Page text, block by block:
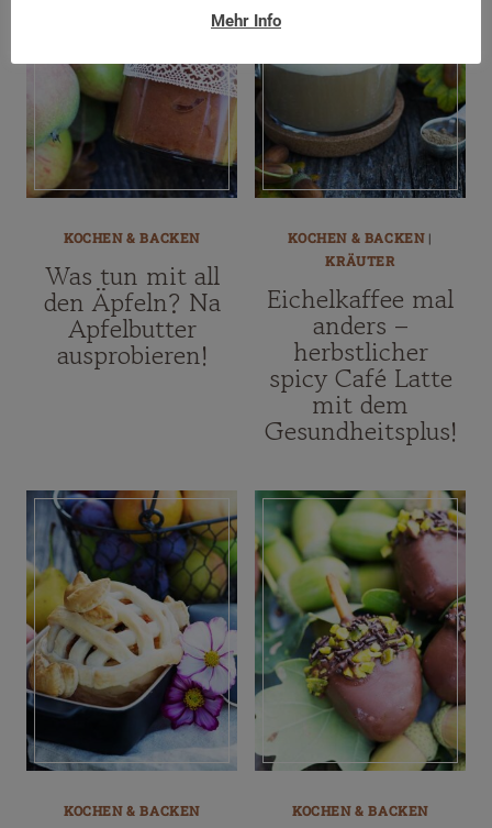
KOCHEN & BACKEN
Was tun mit all
den Äpfeln? Na
Apfelbutter
ausprobieren!
KOCHEN & BACKEN|
KRÄUTER
Eichelkaffee mal
anders –
herbstlicher
spicy Café Latte
mit dem
Gesundheitsplus!
KOCHEN & BACKEN KOCHEN & BACKEN
Mehr Info